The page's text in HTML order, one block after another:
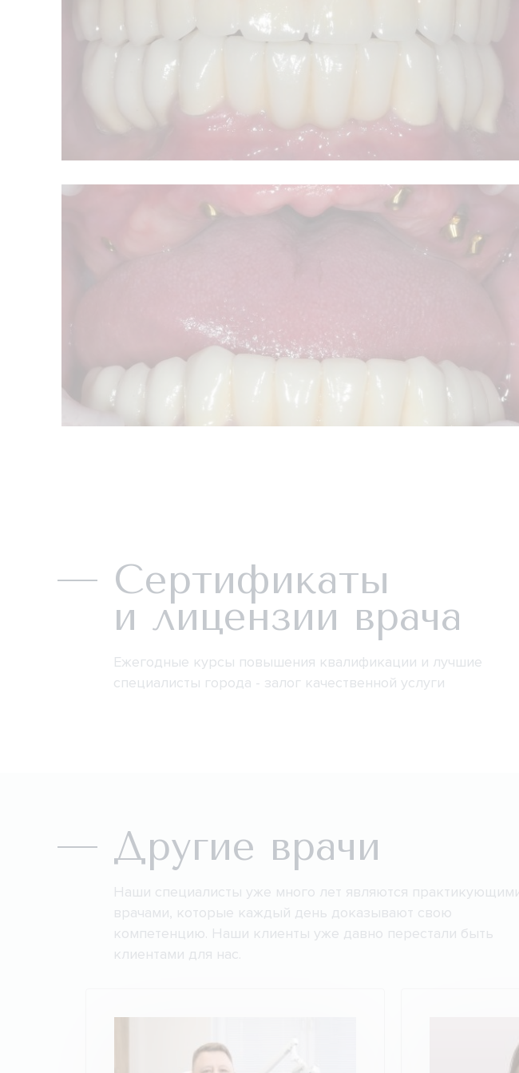
Сертификаты
и лицензии врача
Ежегодные курсы повышения квалификации и лучшие
специалисты города - залог качественной услуги
Другие врачи
Наши специалисты уже много лет являются
врачами, которые каждый день доказывают свою
компетенцию. Наши клиенты уже давно перестали быть
клиентами для нас.